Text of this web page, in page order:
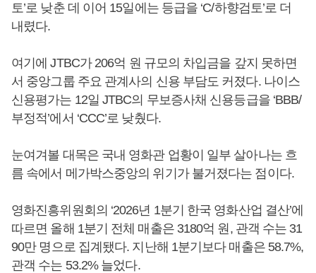
토’로 낮춘 데 이어 15일에는 등급을 ‘C/하향검토’로 더
내렸다.
여기에 JTBC가 206억 원 규모의 차입금을 갚지 못하면
서 중앙그룹 주요 관계사의 신용 부담도 커졌다. 나이스
신용평가는 12일 JTBC의 무보증사채 신용등급을 ‘BBB/
부정적’에서 ‘CCC’로 낮췄다.
눈여겨볼 대목은 국내 영화관 업황이 일부 살아나는 흐
름 속에서 메가박스중앙의 위기가 불거졌다는 점이다.
영화진흥위원회의 ‘2026년 1분기 한국 영화산업 결산’에
따르면 올해 1분기 전체 매출은 3180억 원, 관객 수는 31
90만 명으로 집계됐다. 지난해 1분기보다 매출은 58.7%,
관객 수는 53.2% 늘었다.